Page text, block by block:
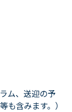
ム、送迎の予
含みます。）